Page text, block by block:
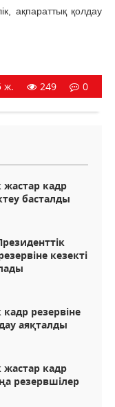
ақпараттық қолдау
ж. 249 0
жастар кадр
басталды
кезекті
кадр резервіне
аяқталды
жастар кадр
резервшілер